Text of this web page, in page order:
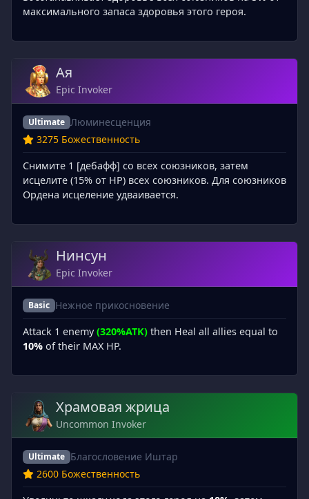
максимального запаса здоровья этого героя.
Ая
Epic Invoker
Ultimate Люминесценция
3275 Божественность
Снимите 1 [дебафф] со всех союзников, затем
исцелите (15% от HP) всех союзников. Для союзников
Ордена исцеление удваивается.
Нинсун
Epic Invoker
Basic Нежное прикосновение
Attack 1 enemy(320%ATK) then Heal all allies equal to
10% of their MAX HP.
Храмовая жрица
Uncommon Invoker
Ultimate Благословение Иштар
2600 Божественность